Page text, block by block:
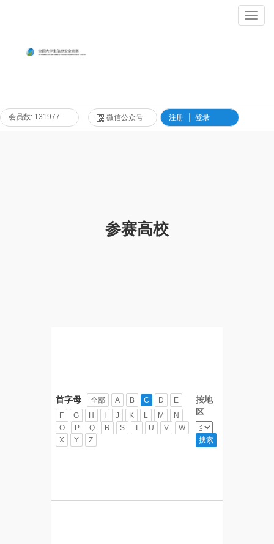
会员数: 131977 微信公众号 注册 登录
参赛高校
首字母 全部 A B C D
E
F
G H J K L M
N
O
P Q R S T U V
W
X
Y Z
按地
区